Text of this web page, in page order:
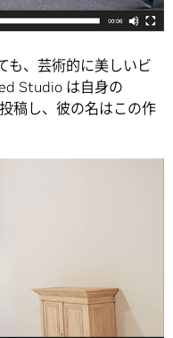
も、芸術的に美しいビ
Studio は自身の
稿し、彼の名はこの作